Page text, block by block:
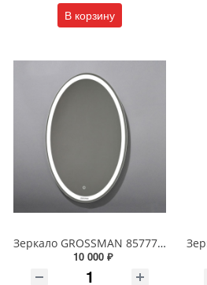
В корзину
Зеркало GROSSMAN 857770 GALAXY 570*770 с сенсорным выключателем
10 000 ₽